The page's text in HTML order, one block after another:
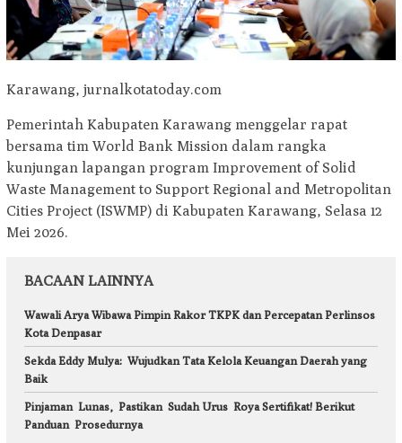
Karawang, jurnalkotatoday.com
Pemerintah Kabupaten Karawang menggelar rapat
bersama tim World Bank Mission dalam rangka
kunjungan lapangan program Improvement of Solid
Waste Management to Support Regional and Metropolitan
Cities Project (ISWMP) di Kabupaten Karawang, Selasa 12
Mei 2026.
BACAAN LAINNYA
Wawali Arya Wibawa Pimpin Rakor TKPK dan Percepatan Perlinsos
Kota Denpasar
Sekda Eddy Mulya: Wujudkan Tata Kelola Keuangan Daerah yang
Baik
Pinjaman Lunas, Pastikan Sudah Urus Roya Sertifikat! Berikut
Panduan Prosedurnya